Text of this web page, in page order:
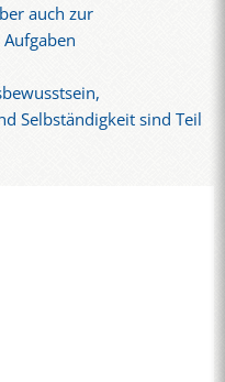
auch zur
Selbständigkeit sind Teil